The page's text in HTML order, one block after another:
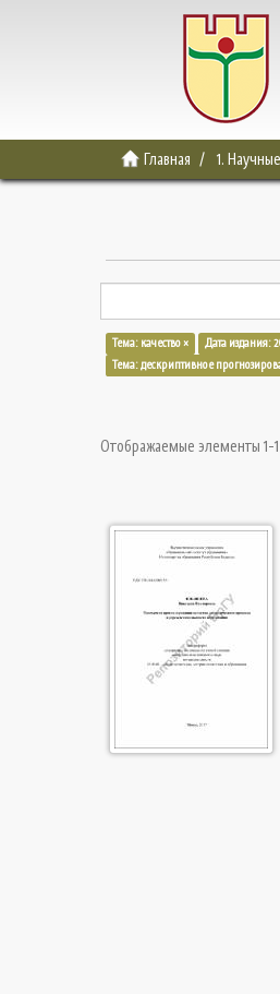
Главная 1.
Тема: качество × Дата издания:
Тема: дескриптивное
Отображаемые элементы 1-1